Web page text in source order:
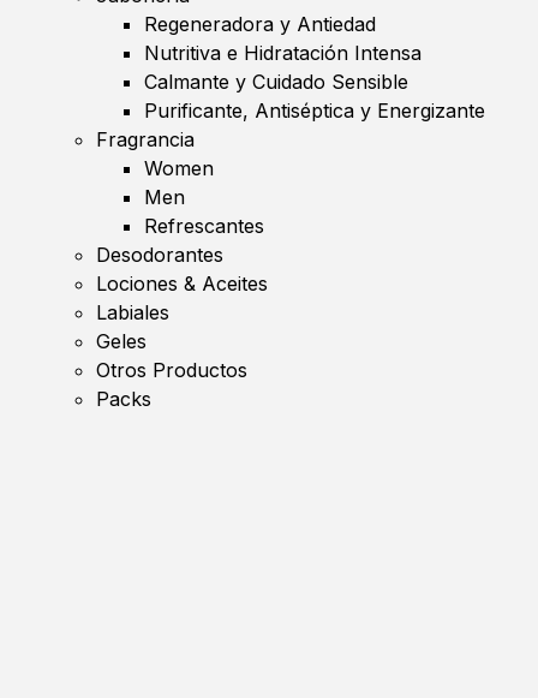
Regeneradora y Antiedad
Nutritiva e Hidratación Intensa
Calmante y Cuidado Sensible
Purificante, Antiséptica y Energizante
Fragrancia
Women
Men
Refrescantes
Desodorantes
Lociones & Aceites
Labiales
Geles
Otros Productos
Packs